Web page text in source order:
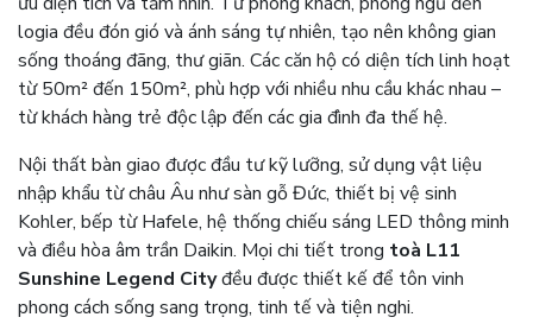
logia đều đón gió và ánh sáng tự nhiên, tạo nên không gian
sống thoáng đãng, thư giãn. Các căn hộ có diện tích linh hoạt
từ 50m² đến 150m², phù hợp với nhiều nhu cầu khác nhau –
từ khách hàng trẻ độc lập đến các gia đình đa thế hệ.
Nội thất bàn giao được đầu tư kỹ lưỡng, sử dụng vật liệu
nhập khẩu từ châu Âu như sàn gỗ Đức, thiết bị vệ sinh
Kohler, bếp từ Hafele, hệ thống chiếu sáng LED thông minh
và điều hòa âm trần Daikin. Mọi chi tiết trong toà L11
Sunshine Legend Cityđều được thiết kế để tôn vinh
phong cách sống sang trọng, tinh tế và tiện nghi.